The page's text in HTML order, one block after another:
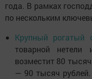
года. В рамках
по нескольким
Крупный рогатый
товарной нетели
возместит 80
— 90 тысяч